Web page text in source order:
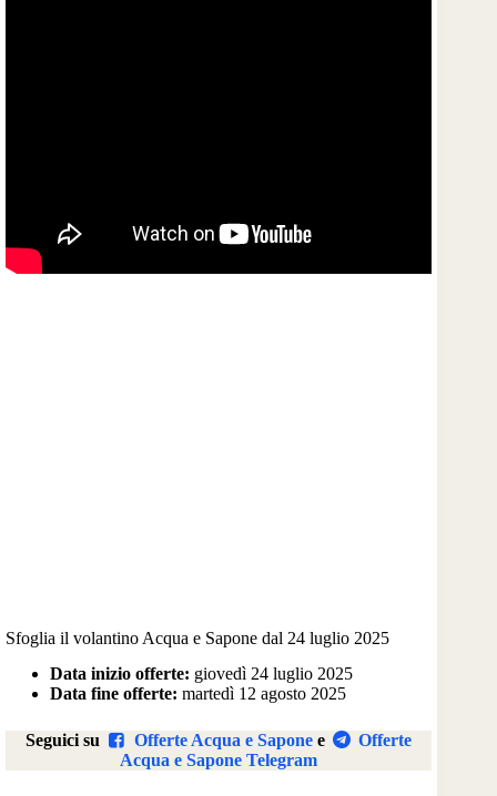
Sfoglia il volantino Acqua e Sapone dal 24 luglio 2025
Data inizio offerte: giovedì 24 luglio 2025
Data fine offerte: martedì 12 agosto 2025
Seguici su Offerte Acqua e Saponee
Offerte
Acqua e Sapone Telegram